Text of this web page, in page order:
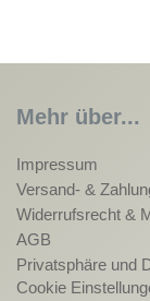
Mehr über...
Impressum
Versand- &
Widerrufsrecht &
AGB
Privatsphäre und
Cookie